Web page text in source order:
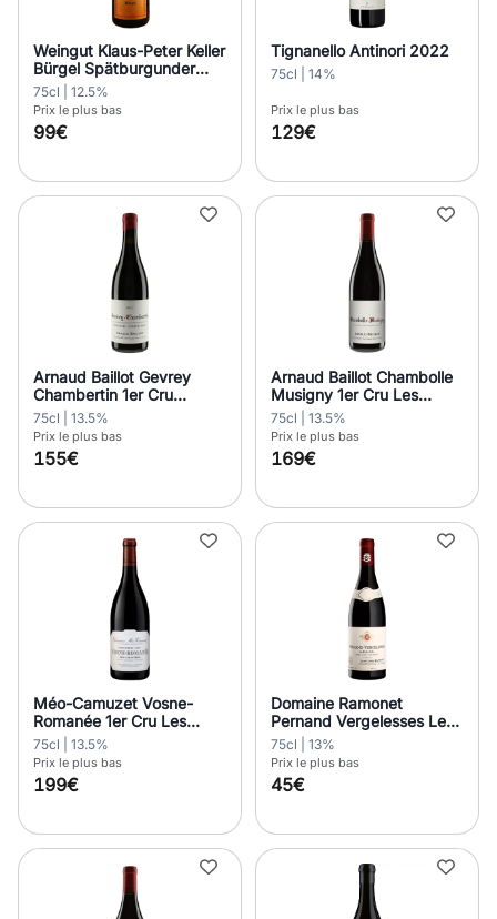
Weingut Klaus-Peter Keller
Bürgel Spätburgunder
Grosses Gewächs 2021
75cl | 12.5%
Prix le plus bas
99€
Tignanello Antinori 2022
75cl | 14%
Prix le plus bas
129€
Arnaud Baillot Gevrey
Chambertin 1er Cru
Combe au Moine 2021
75cl | 13.5%
Prix le plus bas
155€
Arnaud Baillot Chambolle
Musigny 1er Cru Les
Gruenchers 2020
75cl | 13.5%
Prix le plus bas
169€
Méo-Camuzet Vosne-
Romanée 1er Cru Les
Beaux Monts 2020
75cl | 13.5%
Prix le plus bas
199€
Domaine Ramonet
Pernand Vergelesses Les
Belles Filles 2020
75cl | 13%
Prix le plus bas
45€